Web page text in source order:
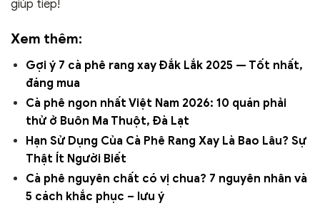
giúp tiếp!
Xem thêm:
Gợi ý 7 cà phê rang xay Đắk Lắk 2025 — Tốt nhất,
đáng mua
Cà phê ngon nhất Việt Nam 2026: 10 quán phải
thử ở Buôn Ma Thuột, Đà Lạt
Hạn Sử Dụng Của Cà Phê Rang Xay Là Bao Lâu? Sự
Thật Ít Người Biết
Cà phê nguyên chất có vị chua? 7 nguyên nhân và
5 cách khắc phục – lưu ý